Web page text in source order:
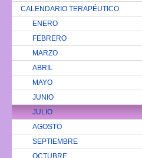
CALENDARIO TERAPÉUTICO
ENERO
FEBRERO
MARZO
ABRIL
MAYO
JUNIO
JULIO
AGOSTO
SEPTIEMBRE
OCTUBRE